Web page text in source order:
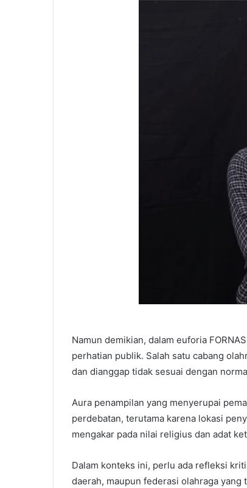
Namun demikian, dalam euforia
perhatian publik. Salah satu cabang
dan dianggap tidak sesuai dengan
Aura penampilan yang menyerupai
perdebatan, terutama karena lokasi
mengakar pada nilai religius dan adat
Dalam konteks ini, perlu ada refleksi
daerah, maupun federasi olahraga yang